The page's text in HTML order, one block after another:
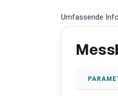
Umfassende